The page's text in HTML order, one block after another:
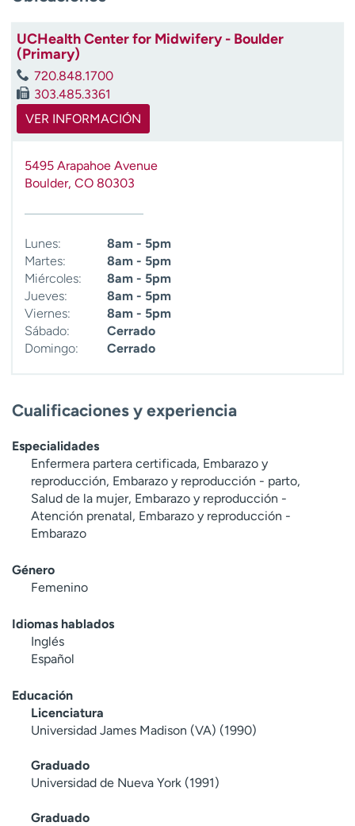
UCHealth Center for Midwifery - Boulder
(Primary)
720.848.1700
303.485.3361
VER INFORMACIÓN
5495 Arapahoe Avenue
Boulder, CO 80303
Lunes:
8am - 5pm
Martes:
8am - 5pm
Miércoles:
8am - 5pm
Jueves:
8am - 5pm
Viernes:
8am - 5pm
Sábado:
Cerrado
Domingo:
Cerrado
Cualificaciones y experiencia
Especialidades
Enfermera partera certificada, Embarazo y
reproducción, Embarazo y reproducción - parto,
Salud de la mujer, Embarazo y reproducción -
Atención prenatal, Embarazo y reproducción -
Embarazo
Género
Femenino
Idiomas hablados
Inglés
Español
Educación
Licenciatura
Universidad James Madison (VA) (1990)
Graduado
Universidad de Nueva York (1991)
Graduado